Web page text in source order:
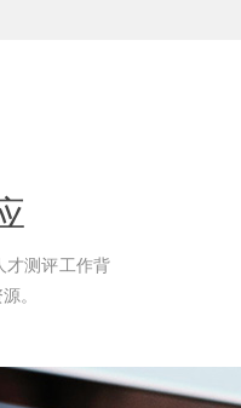
才测评工作背
。